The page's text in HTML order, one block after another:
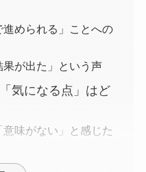
進められる」ことへの
果が出た」という声
気になる点」はど
意味がない」と感じた